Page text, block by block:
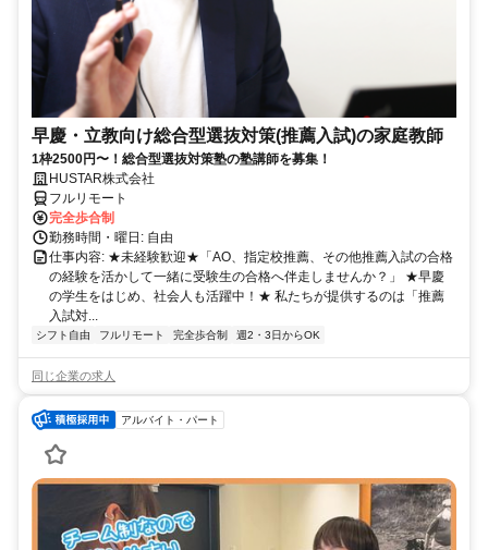
早慶・立教向け総合型選抜対策(推薦入試)の家庭教師
1枠2500円〜！総合型選抜対策塾の塾講師を募集！
HUSTAR株式会社
フルリモート
完全歩合制
勤務時間・曜日: 自由
仕事内容: ★未経験歓迎★「AO、指定校推薦、その他推薦入試の合格
の経験を活かして一緒に受験生の合格へ伴走しませんか？」 ★早慶
の学生をはじめ、社会人も活躍中！★ 私たちが提供するのは「推薦
入試対...
シフト自由 フルリモート 完全歩合制 週2・3日からOK
同じ企業の求人
アルバイト・パート